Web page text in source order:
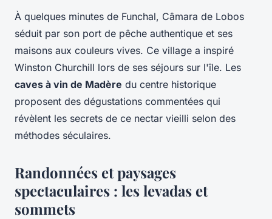
À quelques minutes de Funchal, Câmara de Lobos
séduit par son port de pêche authentique et ses
maisons aux couleurs vives. Ce village a inspiré
Winston Churchill lors de ses séjours sur l'île. Les
caves à vin de Madère du centre historique
proposent des dégustations commentées qui
révèlent les secrets de ce nectar vieilli selon des
méthodes séculaires.
Randonnées et paysages
spectaculaires : les levadas et
sommets